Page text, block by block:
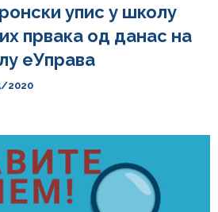
упис у школу
првака од данас на
еУправа
2020